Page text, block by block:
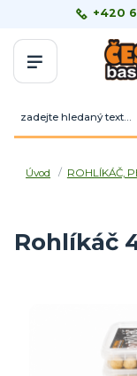
+420
Úvod ROHLÍKÁČ,
Rohlíkáč